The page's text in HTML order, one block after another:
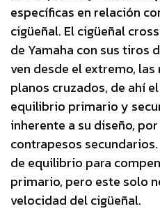
específicas en relación
cigüeñal. El cigüeñal
de Yamaha con sus tiros
ven desde el extremo,
planos cruzados, de ahí
equilibrio primario y
inherente a su diseño,
contrapesos
de equilibrio para
primario, pero este solo
velocidad del cigüeñal.